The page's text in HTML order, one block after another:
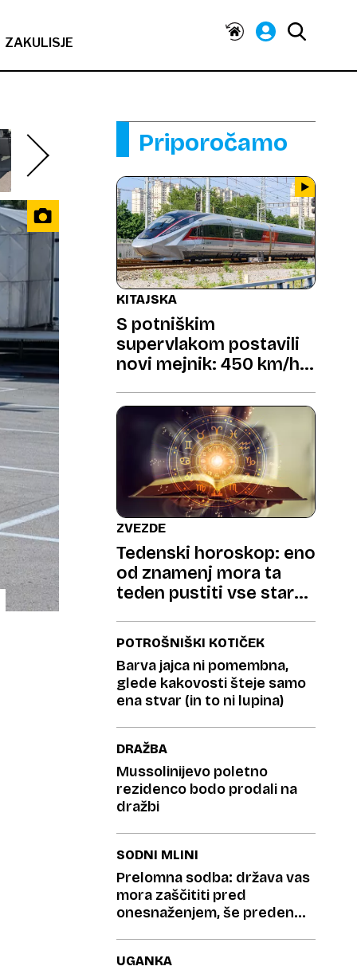
ZAKULISJE
Priporočamo
KITAJSKA
S potniškim
supervlakom postavili
novi mejnik: 450 km/h
ZVEZDE
Tedenski horoskop: eno
od znamenj mora ta
teden pustiti vse staro
POTROŠNIŠKI KOTIČEK
Barva jajca ni pomembna,
glede kakovosti šteje samo
ena stvar (in to ni lupina)
DRAŽBA
Mussolinijevo poletno
rezidenco bodo prodali na
dražbi
SODNI MLINI
Prelomna sodba: država vas
mora zaščititi pred
onesnaženjem, še preden
UGANKA